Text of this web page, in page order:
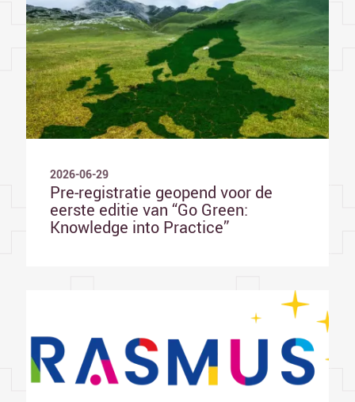
2026-06-29
Pre-registratie geopend voor de
eerste editie van “Go Green:
Knowledge into Practice”